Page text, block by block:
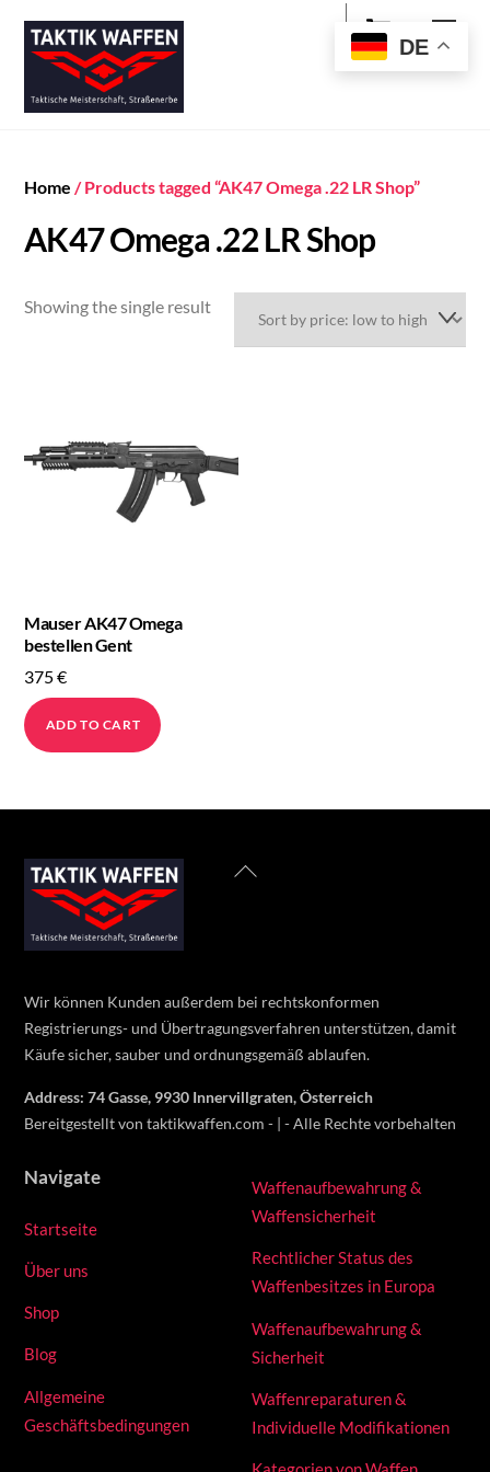
content
Cart
Home / Products tagged “AK47 Omega .22 LR Shop”
AK47 Omega .22 LR Shop
Showing the single result
Mauser AK47 Omega
bestellen Gent
375€
ADD TO CART
Back
Wir können Kunden außerdem bei rechtskonformen
Registrierungs- und Übertragungsverfahren unterstützen, damit
Käufe sicher, sauber und ordnungsgemäß ablaufen.
Address: 74 Gasse, 9930 Innervillgraten, Österreich
Bereitgestellt von taktikwaffen.com - | - Alle Rechte vorbehalten
Navigate
Startseite
Über uns
Shop
Blog
Allgemeine
Geschäftsbedingungen
Waffenaufbewahrung &
Waffensicherheit
Rechtlicher Status des
Waffenbesitzes in Europa
Waffenaufbewahrung &
Sicherheit
Waffenreparaturen &
Individuelle Modifikationen
DE